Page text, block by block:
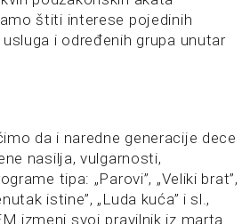
štiti interese pojedinih
i određenih grupa unutar
da i naredne generacije dece
nasilja, vulgarnosti,
tipa: „Parovi”, „Veliki brat”,
istine”, „Luda kuća” i sl.,
izmeni svoj pravilnik iz marta